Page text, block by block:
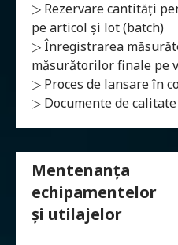
▷ Rezervare cantități
pe articol și lot (batch)
▷ Înregistrarea
măsurătorilor finale pe
▷ Proces de lansare în
▷ Documente de
Mentenanța
echipamentelor
și utilajelor